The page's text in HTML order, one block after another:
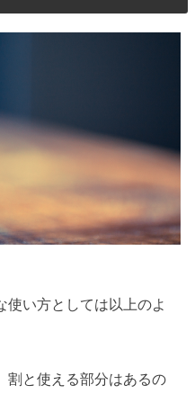
使い方としては以上のよ
割と使える部分はあるの